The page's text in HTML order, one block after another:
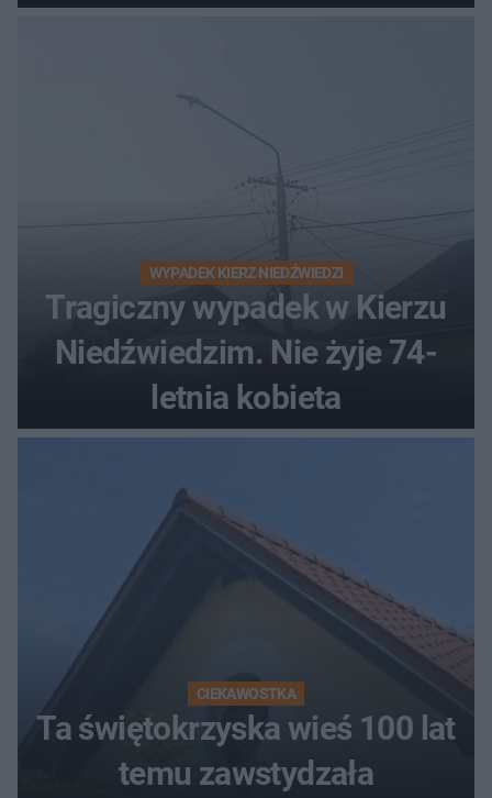
WYPADEK KIERZ NIEDŹWIEDZI
Tragiczny wypadek w Kierzu
Niedźwiedzim. Nie żyje 74-
letnia kobieta
CIEKAWOSTKA
Ta świętokrzyska wieś 100 lat
temu zawstydzała